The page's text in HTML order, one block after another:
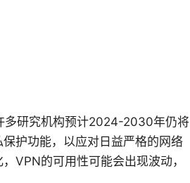
多研究机构预计2024-2030年仍将
护功能，以应对日益严格的网络
VPN的可用性可能会出现波动，